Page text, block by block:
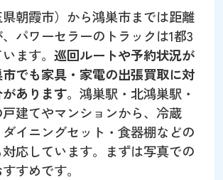
朝霞市）から鴻巣市までは距離
パワーセラーのトラックは1都3
ます。 巡回ルートや予約状況が
でも家具・家電の出張買取に対
あります。鴻巣駅・北鴻巣駅・
建てやマンションから、冷蔵
イニングセット・食器棚などの
応しています。まずは写真での
すめです。